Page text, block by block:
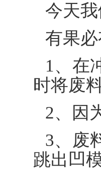
今天
有果
1、在
时将废
2、因
3、废
跳出凹